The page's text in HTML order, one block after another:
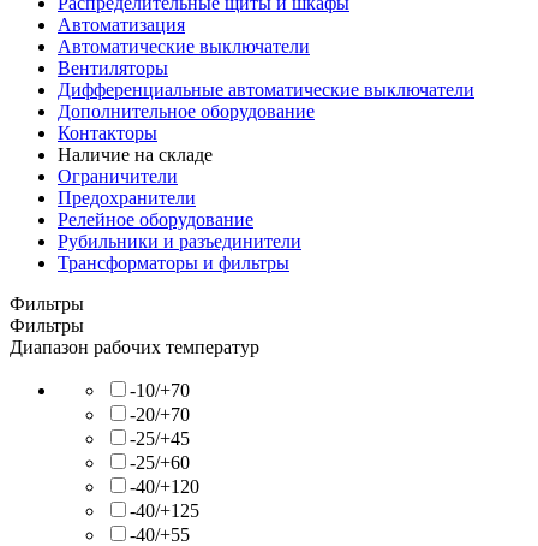
Автоматизация
Автоматические выключатели
Вентиляторы
Дифференциальные автоматические выключатели
Дополнительное оборудование
Контакторы
Наличие на складе
Ограничители
Предохранители
Релейное оборудование
Рубильники и разъединители
Трансформаторы и фильтры
Фильтры
Фильтры
Диапазон рабочих температур
-10/+70
-20/+70
-25/+45
-25/+60
-40/+120
-40/+125
-40/+55